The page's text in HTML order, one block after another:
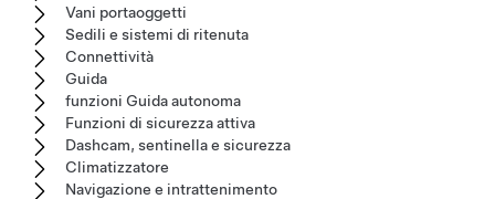
Vani portaoggetti
Sedili e sistemi di ritenuta
Connettività
Guida
funzioni Guida autonoma
Funzioni di sicurezza attiva
Dashcam, sentinella e sicurezza
Climatizzatore
Navigazione e intrattenimento